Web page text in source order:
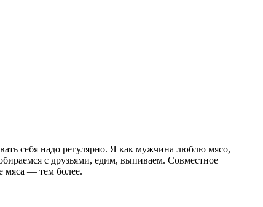
себя надо регулярно. Я как мужчина люблю мясо,
с друзьями, едим, выпиваем. Совместное
мяса — тем более.